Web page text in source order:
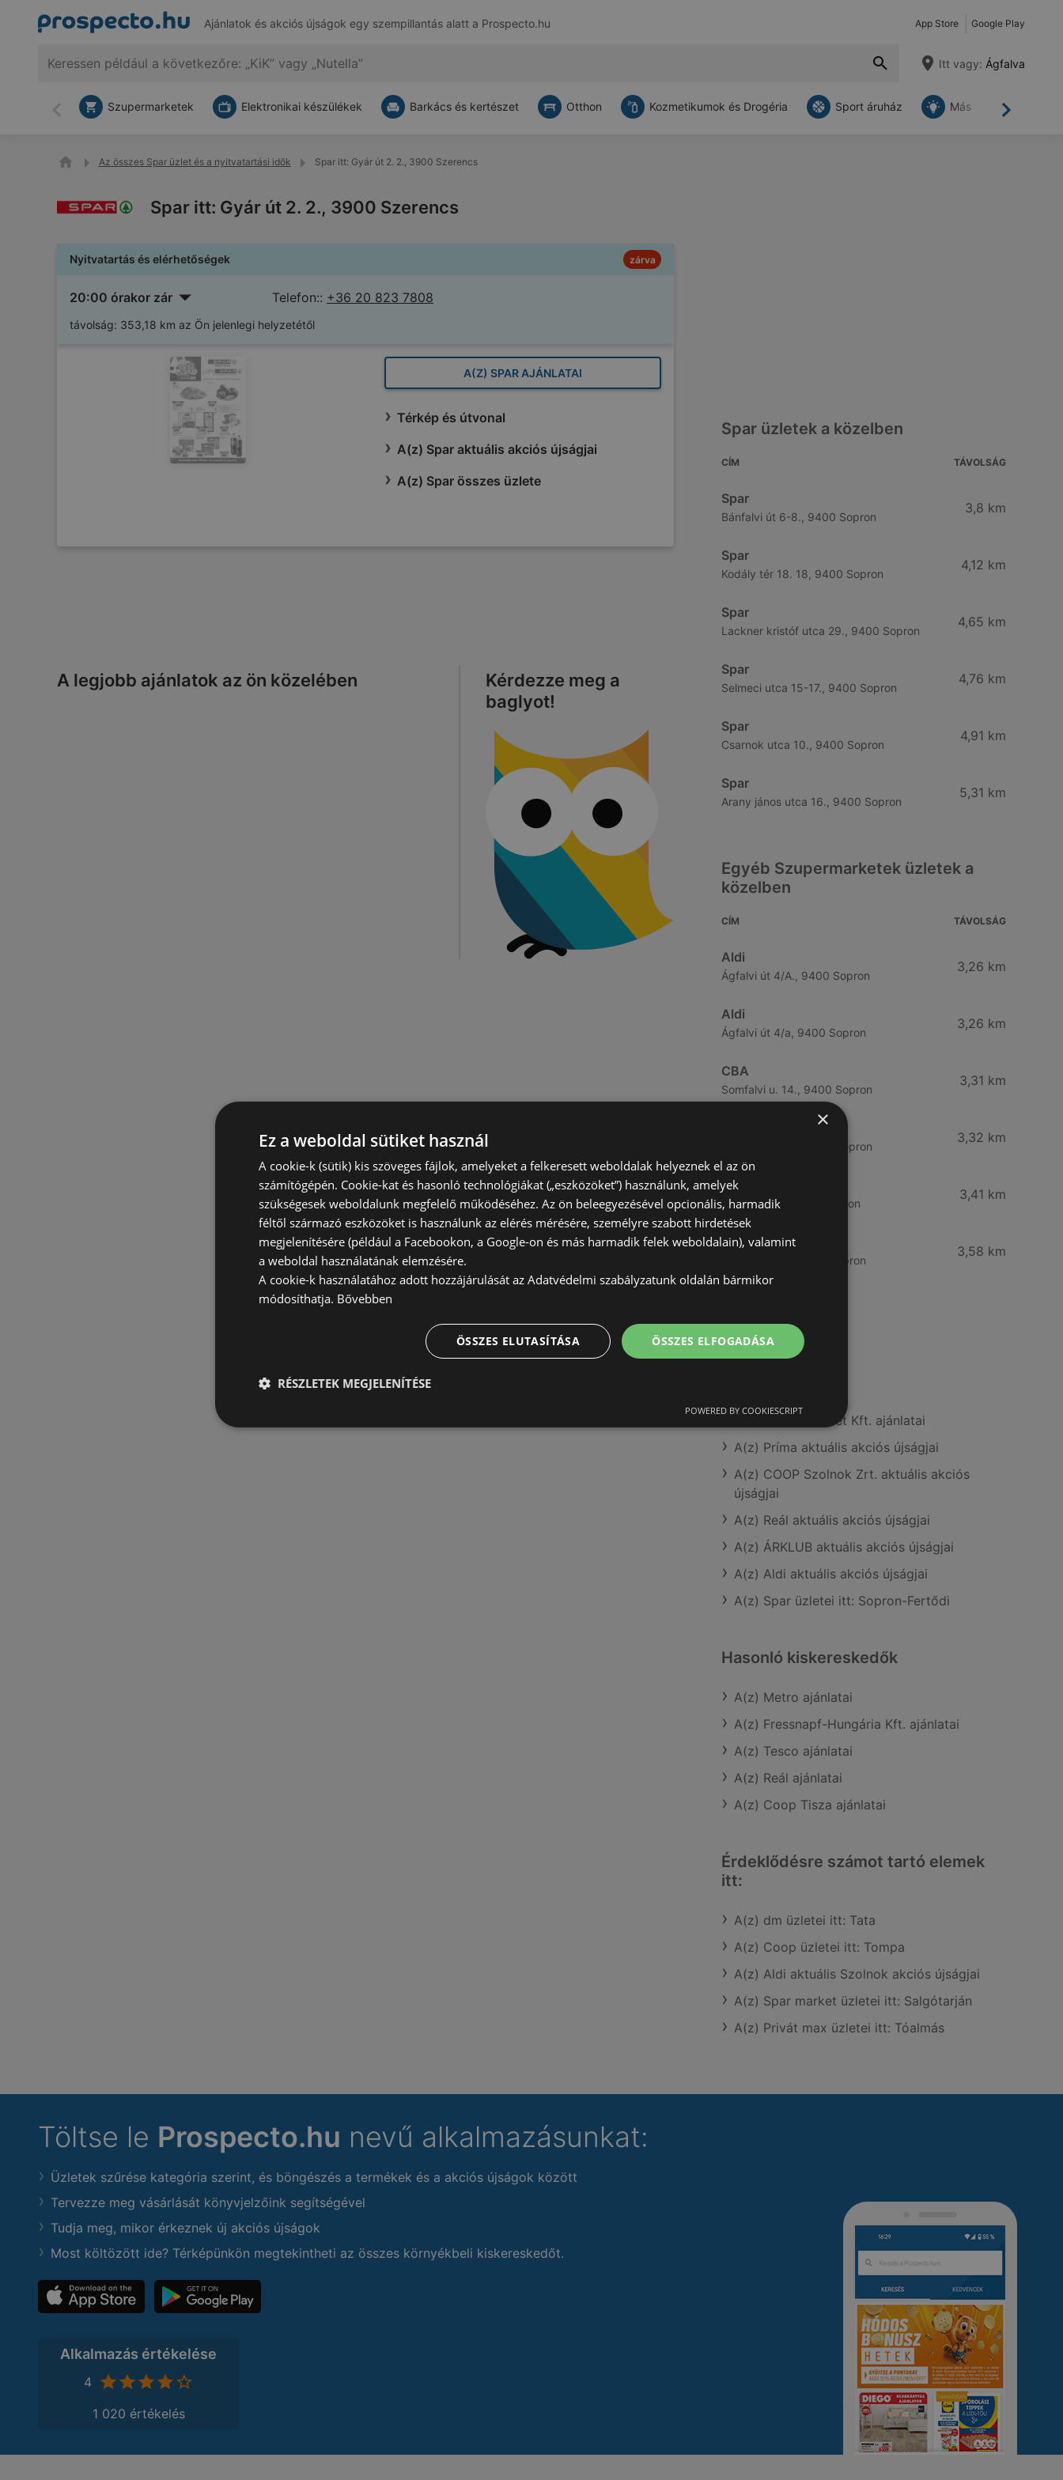
Ajánlatok és akciós újságok egy szempillantás alatt a Prospecto.hu App Store Google Play
Itt vagy: Ágfalva
Vissza Tovább
Szupermarketek Elektronikai készülékek Barkács és kertészet Otthon Kozmetikumok és Drogéria Sport áruház Más
Az összes Spar üzlet és a nyitvatartási idők Spar itt: Gyár út 2. 2., 3900 Szerencs
Spar itt: Gyár út 2. 2., 3900 Szerencs
Nyitvatartás és elérhetőségek zárva
20:00 órakor zár Telefon:: +36 20 823 7808
távolság: 353,18 km az Ön jelenlegi helyzetétől
A(Z) SPAR AJÁNLATAI
Térkép és útvonal
A(z) Spar aktuális akciós újságjai
A(z) Spar összes üzlete
A legjobb ajánlatok az ön közelében
Kérdezze meg a
baglyot!
Spar üzletek a közelben
CÍM TÁVOLSÁG
Spar
Bánfalvi út 6-8., 9400 Sopron
3,8 km
Spar
Kodály tér 18. 18, 9400 Sopron
4,12 km
Spar
Lackner kristóf utca 29., 9400 Sopron
4,65 km
Spar
Selmeci utca 15-17., 9400 Sopron
4,76 km
Spar
Csarnok utca 10., 9400 Sopron
4,91 km
Spar
Arany jános utca 16., 9400 Sopron
5,31 km
Egyéb Szupermarketek üzletek a
közelben
CÍM TÁVOLSÁG
Aldi
Ágfalvi út 4/A., 9400 Sopron
3,26 km
Aldi
Ágfalvi út 4/a, 9400 Sopron
3,26 km
CBA
Somfalvi u. 14., 9400 Sopron
3,31 km
Besenyő u. 16., 9400 Sopron
3,32 km
Reál
Ibolya út 15., 9400 Sopron
3,41 km
CBA
Bánfalvi u. 14, 9400 Sopron
3,58 km
További linkek
A(z) Penny-Market Kft. ajánlatai
A(z) Príma aktuális akciós újságjai
A(z) COOP Szolnok Zrt. aktuális akciós
újságjai
A(z) Reál aktuális akciós újságjai
A(z) ÁRKLUB aktuális akciós újságjai
A(z) Aldi aktuális akciós újságjai
A(z) Spar üzletei itt: Sopron-Fertődi
Hasonló kiskereskedők
A(z) Metro ajánlatai
A(z) Fressnapf-Hungária Kft. ajánlatai
A(z) Tesco ajánlatai
A(z) Reál ajánlatai
A(z) Coop Tisza ajánlatai
Érdeklődésre számot tartó elemek
itt:
A(z) dm üzletei itt: Tata
A(z) Coop üzletei itt: Tompa
A(z) Aldi aktuális Szolnok akciós újságjai
A(z) Spar market üzletei itt: Salgótarján
A(z) Privát max üzletei itt: Tóalmás
Töltse le Prospecto.hu nevű alkalmazásunkat:
Üzletek szűrése kategória szerint, és böngészés a termékek és a akciós újságok között
Tervezze meg vásárlását könyvjelzőink segítségével
Tudja meg, mikor érkeznek új akciós újságok
Most költözött ide? Térképünkön megtekintheti az összes környékbeli kiskereskedőt.
Alkalmazás értékelése
4
1 020 értékelés
×
Ez a weboldal sütiket használ
A cookie-k (sütik) kis szöveges fájlok, amelyeket a felkeresett weboldalak helyeznek el az ön
számítógépén. Cookie-kat és hasonló technológiákat („eszközöket”) használunk, amelyek
szükségesek weboldalunk megfelelő működéséhez. Az ön beleegyezésével opcionális, harmadik
féltől származó eszközöket is használunk az elérés mérésére, személyre szabott hirdetések
megjelenítésére (például a Facebookon, a Google-on és más harmadik felek weboldalain), valamint
a weboldal használatának elemzésére.
A cookie-k használatához adott hozzájárulását az Adatvédelmi szabályzatunk oldalán bármikor
módosíthatja. Bővebben
ÖSSZES ELFOGADÁSA
ÖSSZES ELUTASÍTÁSA
RÉSZLETEK MEGJELENÍTÉSE
POWERED BY COOKIESCRIPT